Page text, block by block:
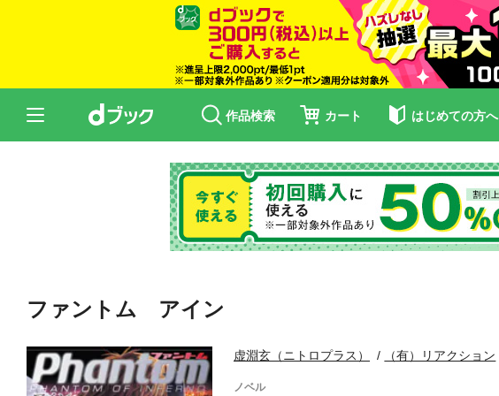
作品検索 カート はじめての方へ
ファントム アイン
虚淵玄（ニトロプラス） （有）リアクション
ノベル